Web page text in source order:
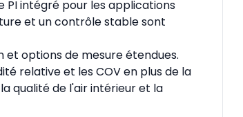
intégré pour les applications
et un contrôle stable sont
options de mesure étendues.
relative et les COV en plus de la
qualité de l'air intérieur et la